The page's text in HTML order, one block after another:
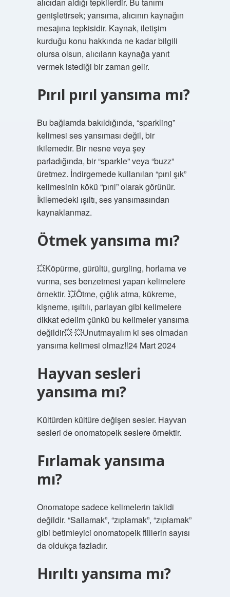
genişletirsek; yansıma, alıcının kaynağın
mesajına tepkisidir. Kaynak, iletişim
kurduğu konu hakkında ne kadar bilgili
olursa olsun, alıcıların kaynağa yanıt
vermek istediği bir zaman gelir.
Pırıl pırıl yansıma mı?
Bu bağlamda bakıldığında, “sparkling”
kelimesi ses yansıması değil, bir
ikilemedir. Bir nesne veya şey
parladığında, bir “sparkle” veya “buzz”
üretmez. İndirgemede kullanılan “pırıl şık”
kelimesinin kökü “pırıl” olarak görünür.
İkilemedeki ışıltı, ses yansımasından
kaynaklanmaz.
Ötmek yansıma mı?
💥Köpürme, gürültü, gurgling, horlama ve
vurma, ses benzetmesi yapan kelimelere
örnektir. 💥Ötme, çığlık atma, kükreme,
kişneme, ışıltılı, parlayan gibi kelimelere
dikkat edelim çünkü bu kelimeler yansıma
değildir💥 💥Unutmayalım ki ses olmadan
yansıma kelimesi olmaz‼️24 Mart 2024
Hayvan sesleri
yansıma mı?
Kültürden kültüre değişen sesler. Hayvan
sesleri de onomatopeik seslere örnektir.
Fırlamak yansıma
mı?
Onomatope sadece kelimelerin taklidi
değildir. “Sallamak”, “zıplamak”, “zıplamak”
gibi betimleyici onomatopeik fiillerin sayısı
da oldukça fazladır.
Hırıltı yansıma mı?